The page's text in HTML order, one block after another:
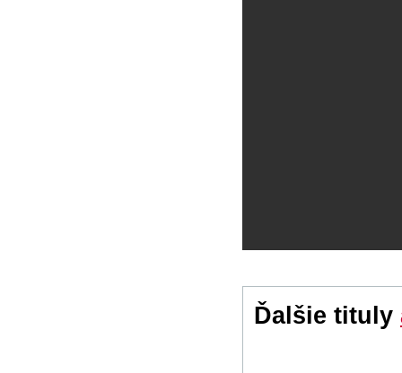
Ďalšie tituly